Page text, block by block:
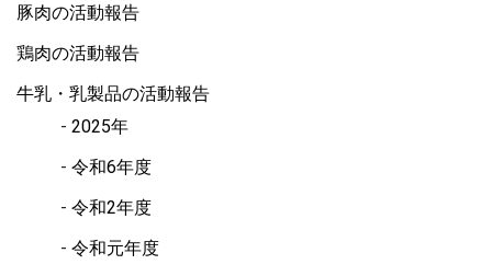
豚肉の活動報告
鶏肉の活動報告
牛乳・乳製品の活動報告
2025年
令和6年度
令和2年度
令和元年度